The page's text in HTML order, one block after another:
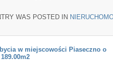
WAS POSTED IN
w miejscowości Piaseczno o